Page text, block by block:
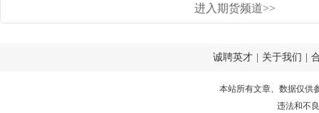
进入期货频道>>
诚聘英才 关于我们
本站所有文章、数据仅供
违法和不